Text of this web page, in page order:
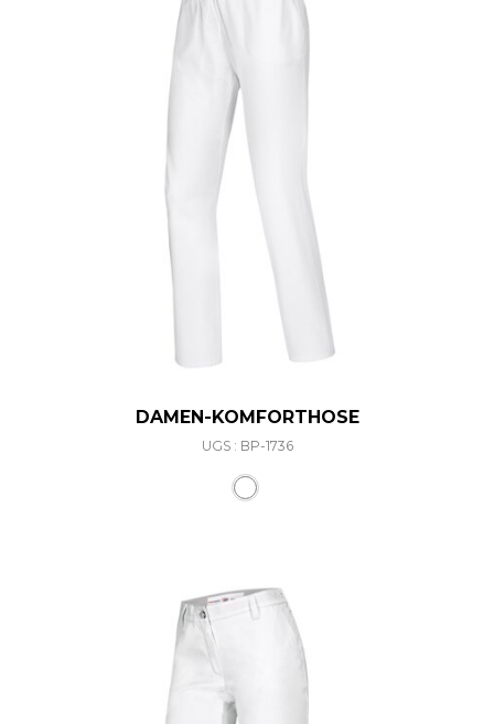
DAMEN-KOMFORTHOSE
UGS : BP-1736